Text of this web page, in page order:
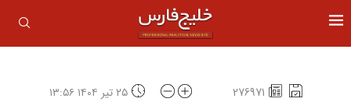
276971 ۲۵ تیر ۱۴۰۴ ۱۳:۵۶